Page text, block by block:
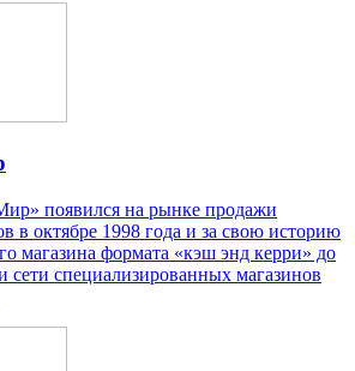
появился на рынке продажи
в октябре 1998 года и за свою историю
магазина формата «кэш энд керри» до
сети специализированных магазинов